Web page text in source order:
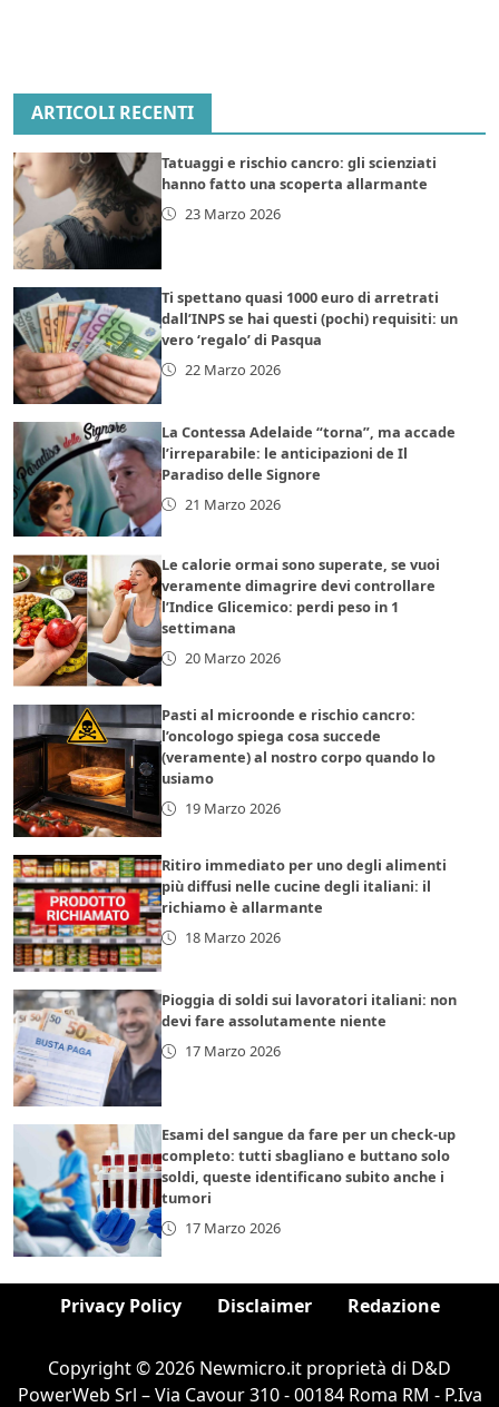
ARTICOLI RECENTI
Tatuaggi e rischio cancro: gli scienziati
hanno fatto una scoperta allarmante
23 Marzo 2026
Ti spettano quasi 1000 euro di arretrati
dall’INPS se hai questi (pochi) requisiti: un
vero ‘regalo’ di Pasqua
22 Marzo 2026
La Contessa Adelaide “torna”, ma accade
l’irreparabile: le anticipazioni de Il
Paradiso delle Signore
21 Marzo 2026
Le calorie ormai sono superate, se vuoi
veramente dimagrire devi controllare
l’Indice Glicemico: perdi peso in 1
settimana
20 Marzo 2026
Pasti al microonde e rischio cancro:
l’oncologo spiega cosa succede
(veramente) al nostro corpo quando lo
usiamo
19 Marzo 2026
Ritiro immediato per uno degli alimenti
più diffusi nelle cucine degli italiani: il
richiamo è allarmante
18 Marzo 2026
Pioggia di soldi sui lavoratori italiani: non
devi fare assolutamente niente
17 Marzo 2026
Esami del sangue da fare per un check-up
completo: tutti sbagliano e buttano solo
soldi, queste identificano subito anche i
tumori
17 Marzo 2026
Privacy Policy Disclaimer Redazione
Copyright © 2026 Newmicro.it proprietà di D&D
PowerWeb Srl – Via Cavour 310 - 00184 Roma RM - P.Iva